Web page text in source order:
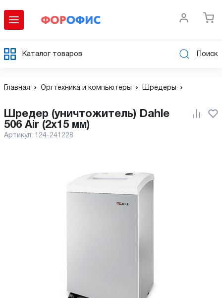
Каталог товаров Поиск
Главная Оргтехника и компьютеры Шредеры
Шредер (уничтожитель) Dahle
506 Air (2х15 мм)
Артикул: 124-241228